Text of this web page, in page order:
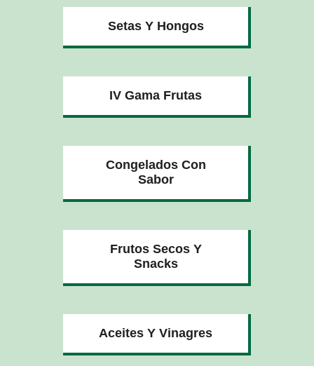
Setas Y Hongos
IV Gama Frutas
Congelados Con
Sabor
Frutos Secos Y
Snacks
Aceites Y Vinagres